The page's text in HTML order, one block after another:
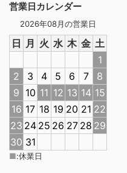
営業日カレンダー
2026年08月の営業日
日 月 火 水 木 金 土
1
2
3 4 5 6 7
8
9 10 11 12 13 14 15
16 17 18 19 20 21 22
23 24 25 26 27 28 29
30 31
■:休業日